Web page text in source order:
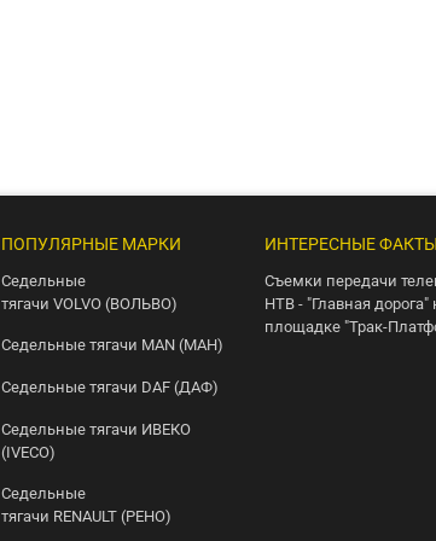
ПОПУЛЯРНЫЕ МАРКИ
Седельные
тягачи VOLVO (ВОЛЬВО)
Седельные тягачи MAN (МАН)
Седельные тягачи DAF (ДАФ)
Седельные тягачи ИВЕКО
(IVECO)
Седельные
тягачи RENAULT (РЕНО)
ИНТЕРЕСНЫЕ ФАКТЫ
Съемки передачи
НТВ - "Главная дорога"
площадке "Трак-